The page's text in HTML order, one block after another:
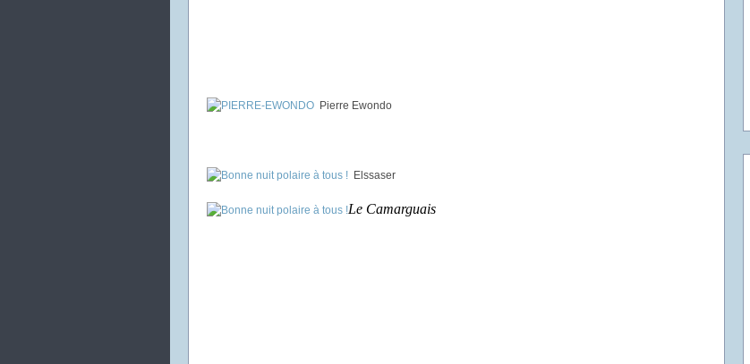
Pierre Ewondo
Elssaser
Le Camarguais